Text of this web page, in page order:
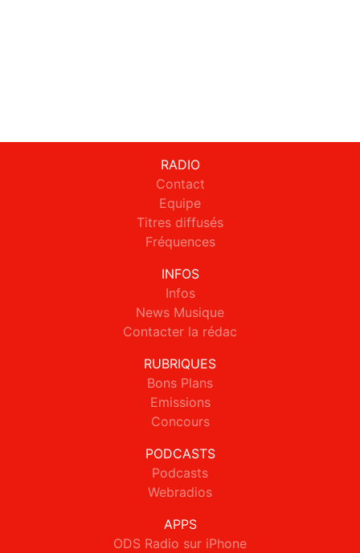
RADIO
Contact
Equipe
Titres diffusés
Fréquences
INFOS
Infos
News Musique
Contacter la rédac
RUBRIQUES
Bons Plans
Emissions
Concours
PODCASTS
Podcasts
Webradios
APPS
ODS Radio sur iPhone